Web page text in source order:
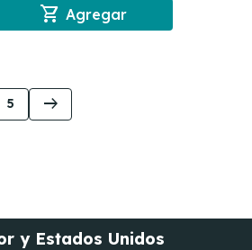
shopping_cart Agregar
5 arrow_right_alt
y Estados Unidos